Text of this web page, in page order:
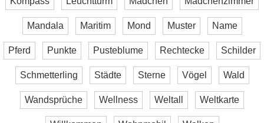
Mandala Maritim Mond Muster Name
Pferd Punkte Pusteblume Rechtecke Schilder
Schmetterling Städte Sterne Vögel Wald
Wandsprüche Wellness Weltall Weltkarte